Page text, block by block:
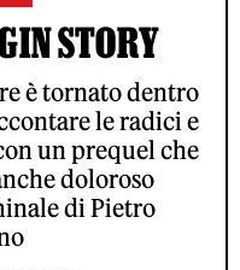
STORY
è tornato dentro
le radici e
un prequel che
doloroso
di Pietro